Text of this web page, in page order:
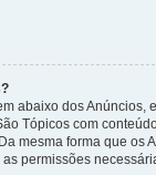
abaixo dos Anúncios,
Tópicos com
mesma forma que os
permissões